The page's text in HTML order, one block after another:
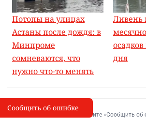
Потопы на улицах
Астаны после дождя: в
Минпроме
сомневаются, что
нужно что-то менять
Ливень
дня
I
Сообщить об опечатке
Выделите фрагмент и нажмите «Сообщить об
Сообщить об ошибке